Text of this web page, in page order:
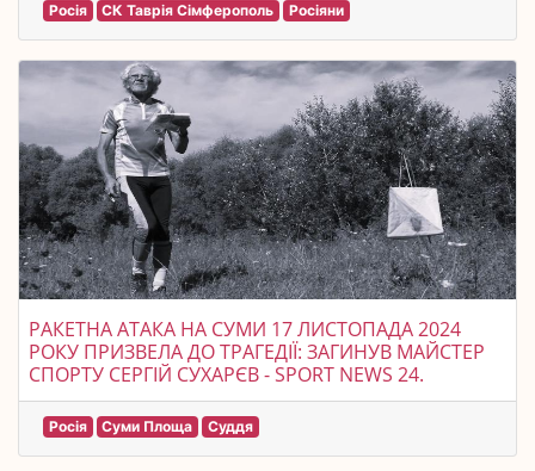
Росія СК Таврія Сімферополь Росіяни
РАКЕТНА АТАКА НА СУМИ 17 ЛИСТОПАДА 2024
РОКУ ПРИЗВЕЛА ДО ТРАГЕДІЇ: ЗАГИНУВ МАЙСТЕР
СПОРТУ СЕРГІЙ СУХАРЄВ - SPORT NEWS 24.
Росія Суми Площа Суддя